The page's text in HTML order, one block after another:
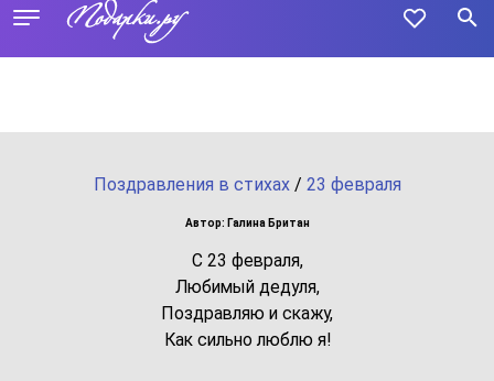
Поздравления в стихах / 23 февраля
Автор: Галина Британ
С 23 февраля,
Любимый дедуля,
Поздравляю и скажу,
Как сильно люблю я!